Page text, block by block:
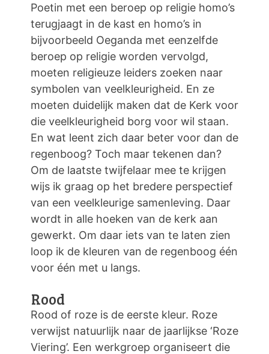
Poetin met een beroep op religie homo’s
terugjaagt in de kast en homo’s in
bijvoorbeeld Oeganda met eenzelfde
beroep op religie worden vervolgd,
moeten religieuze leiders zoeken naar
symbolen van veelkleurigheid. En ze
moeten duidelijk maken dat de Kerk voor
die veelkleurigheid borg voor wil staan.
En wat leent zich daar beter voor dan de
regenboog? Toch maar tekenen dan?
Om de laatste twijfelaar mee te krijgen
wijs ik graag op het bredere perspectief
van een veelkleurige samenleving. Daar
wordt in alle hoeken van de kerk aan
gewerkt. Om daar iets van te laten zien
loop ik de kleuren van de regenboog één
voor één met u langs.
Rood
Rood of roze is de eerste kleur. Roze
verwijst natuurlijk naar de jaarlijkse ‘Roze
Viering’. Een werkgroep organiseert die